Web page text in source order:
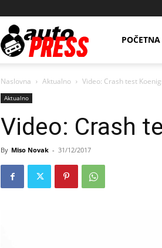
AutopressHRPOČETNA
Naslovna Aktualno Video: Crash test
Aktualno
Video: Crash
By Miso Novak - 31/12/2017